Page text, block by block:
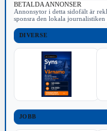
BETALDA ANNONSER
Annonsytor i detta sidofält är
sponsra den lokala journalistiken
DIVERSE
JOBB